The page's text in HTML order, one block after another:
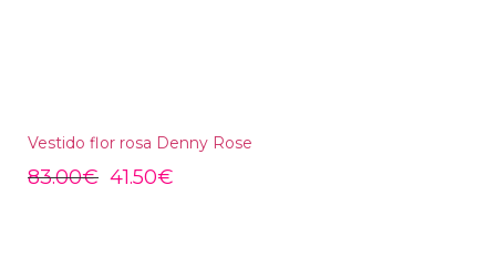
Vestido flor rosa Denny Rose
83.00€ 41.50€